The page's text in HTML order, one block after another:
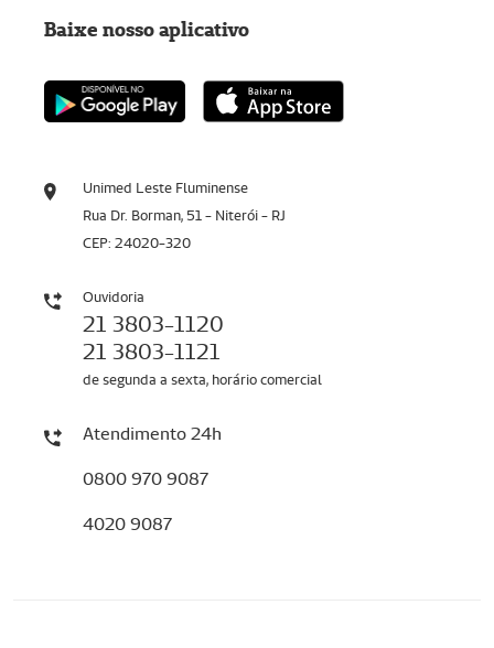
Unimed Leste Fluminense
Rua Dr. Borman, 51 - Niterói - RJ
CEP: 24020-320
Ouvidoria
21 3803-1120
21 3803-1121
de segunda a sexta, horário comercial
Atendimento 24h
0800 970 9087
4020 9087
Baixe nosso aplicativo